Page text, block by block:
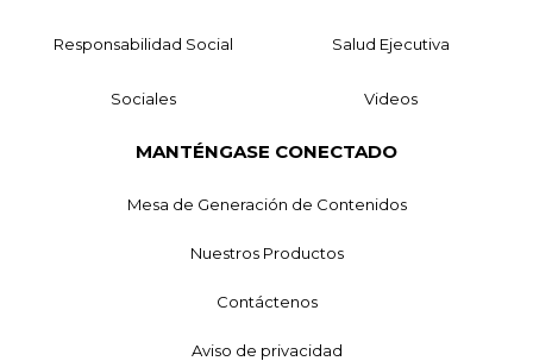
Responsabilidad Social Salud Ejecutiva
Sociales Videos
MANTÉNGASE CONECTADO
Mesa de Generación de Contenidos
Nuestros Productos
Contáctenos
Aviso de privacidad